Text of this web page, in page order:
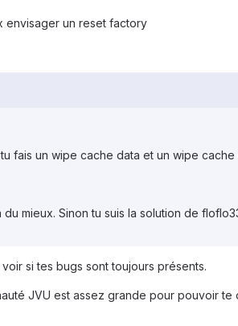
envisager un reset factory
fais un wipe cache data et un wipe cache
mieux. Sinon tu suis la solution de
si tes bugs sont toujours présents.
JVU est assez grande pour pouvoir